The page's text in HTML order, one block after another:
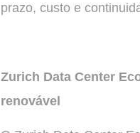
prazo, custo e
Zurich Data Center
renovável